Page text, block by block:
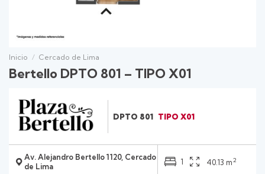
Inicio / Cercado de Lima
Bertello DPTO 801 – TIPO X01
DPTO 801 TIPO X01
Av. Alejandro Bertello 1120, Cercado
de Lima
1 40.13 m2